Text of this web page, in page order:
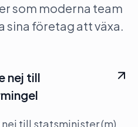
som moderna team
sina företag att växa.
nej till
till statsminister (m)